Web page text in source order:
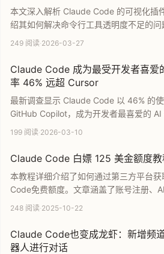
本文深入解析 Claude Code 的可视化插
绍其如何解决命令行工具透明度不足的
口、API 限额及任务执行状态。提供详细
249 阅读·2026-03-27
Claude Code 成为最受开发者喜爱
率 46% 远超 Cursor
最新调查显示 Claude Code 以 46% 的
GitHub Copilot，成为开发者最喜爱的 AI
便占据市场领先地位，反映了 AI Agent
如何助力团队实现效率飞跃。
199 阅读·2026-03-10
Claude Code 白嫖 125 美金额度教
本教程详细介绍了如何通过第三方平台
Code免费额度。文章涵盖了账号注册、
置等完整步骤，支持Claude 3.5 Sonnet
发工具的实用指南。
248 阅读·2025-10-22
Claude Code也变成龙虾：新增频
器人进行对话